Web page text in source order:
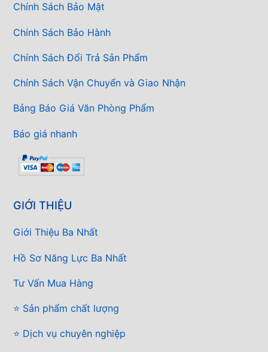
Chính Sách Bảo Mật
Chính Sách Bảo Hành
Chính Sách Đổi Trả Sản Phẩm
Chính Sách Vận Chuyển và Giao Nhận
Bảng Báo Giá Văn Phòng Phẩm
Báo giá nhanh
GIỚI THIỆU
Giới Thiệu Ba Nhất
Hồ Sơ Năng Lực Ba Nhất
Tư Vấn Mua Hàng
⭐ Sản phẩm chất lượng
⭐ Dịch vụ chuyên nghiệp